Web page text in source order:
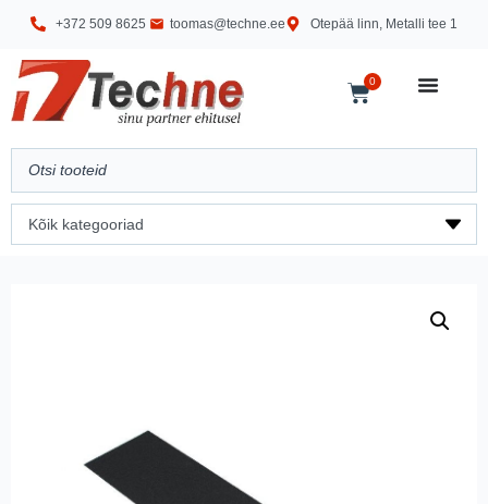
+372 509 8625 toomas@techne.ee Otepää linn, Metalli tee 1
0